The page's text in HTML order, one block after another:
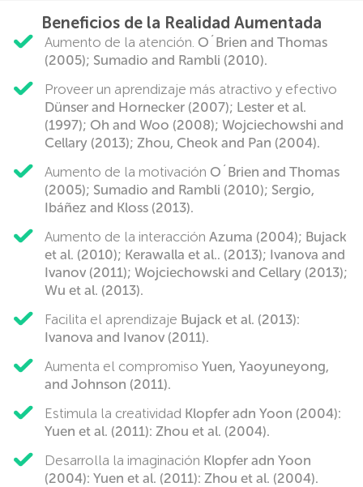
Beneficios de la Realidad Aumentada
Aumento de la atención. O´Brien and Thomas
(2005); Sumadio and Rambli (2010).
Proveer un aprendizaje más atractivo y efectivo
Dünser and Hornecker (2007); Lester et al.
(1997); Oh and Woo (2008); Wojciechowshi and
Cellary (2013); Zhou, Cheok and Pan (2004).
Aumento de la motivación O´Brien and Thomas
(2005); Sumadio and Rambli (2010); Sergio,
Ibáñez and Kloss (2013).
Aumento de la interacción Azuma (2004); Bujack
et al. (2010); Kerawalla et al.. (2013); Ivanova and
Ivanov (2011); Wojciechowski and Cellary (2013);
Wu et al. (2013).
Facilita el aprendizaje Bujack et al. (2013):
Ivanova and Ivanov (2011).
Aumenta el compromiso Yuen, Yaoyuneyong,
and Johnson (2011).
Estimula la creatividad Klopfer adn Yoon (2004):
Yuen et al. (2011): Zhou et al. (2004).
Desarrolla la imaginación Klopfer adn Yoon
(2004): Yuen et al. (2011): Zhou et al. (2004).